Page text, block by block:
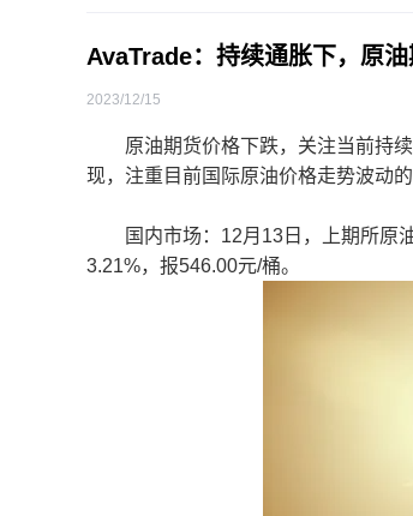
AvaTrade：持续通胀下，原
2023/12/15
原油期货价格下跌，关注当前持续
现，注重目前国际原油价格走势波动的
国内市场：12月13日，上期所原油
3.21%，报546.00元/桶。